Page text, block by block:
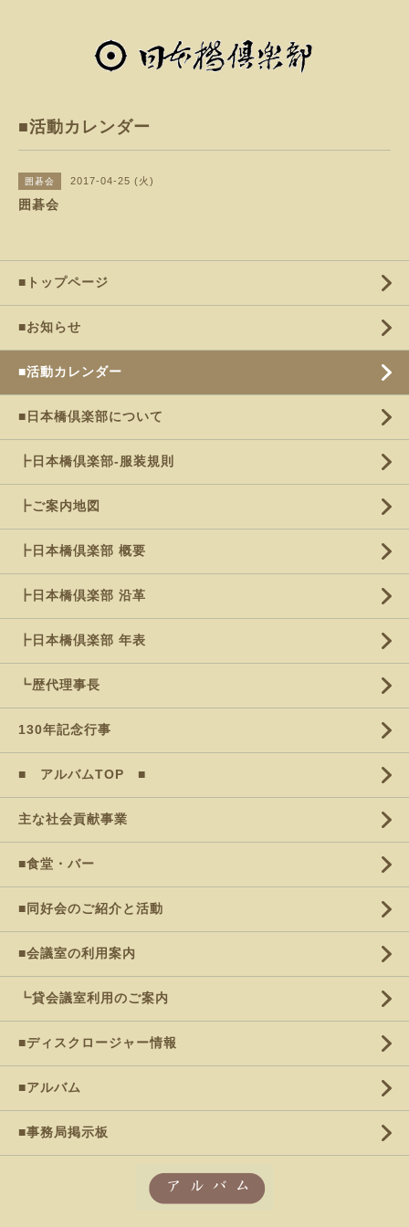
■活動カレンダー
囲碁会 2017-04-25 (火)
囲碁会
■トップページ
■お知らせ
■活動カレンダー
■日本橋倶楽部について
┣日本橋倶楽部-服装規則
┣ご案内地図
┣日本橋倶楽部 概要
┣日本橋倶楽部 沿革
┣日本橋倶楽部 年表
┗歴代理事長
130年記念行事
■ アルバムTOP ■
主な社会貢献事業
■食堂・バー
■同好会のご紹介と活動
■会議室の利用案内
┗貸会議室利用のご案内
■ディスクロージャー情報
■アルバム
■事務局掲示板